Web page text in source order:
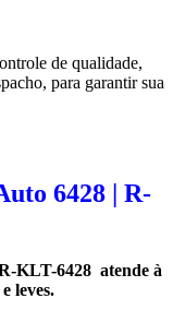
de qualidade,
para garantir sua
6428 | R-
KLT-6428 atende à
leves.